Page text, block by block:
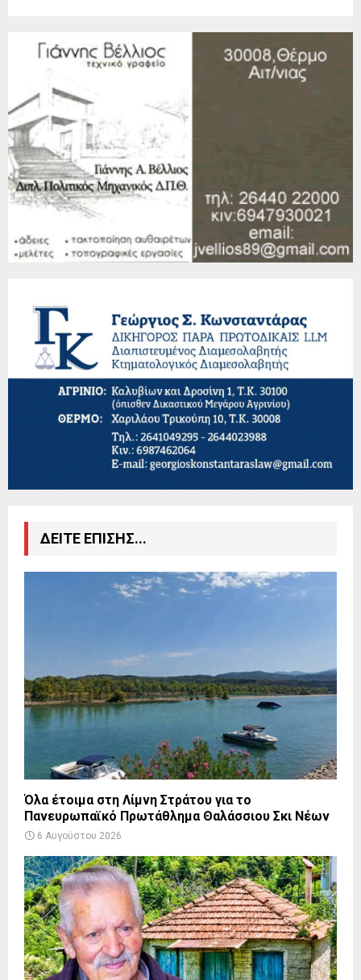
ΔΕΙΤΕ ΕΠΙΣΗΣ...
Όλα έτοιμα στη Λίμνη Στράτου για το
Πανευρωπαϊκό Πρωτάθλημα Θαλάσσιου Σκι Νέων
6 Αυγούστου 2026